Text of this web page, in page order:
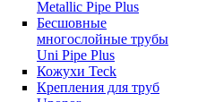
Metallic Pipe Plus
Бесшовные
многослойные трубы
Uni Pipe Plus
Кожухи Teck
Крепления для труб